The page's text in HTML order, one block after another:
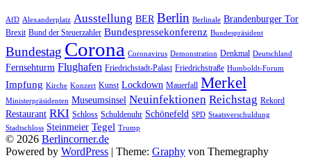
AfD Alexanderplatz Ausstellung BER Berlin Berlinale Brandenburger Tor
Brexit Bund der Steuerzahler Bundespressekonferenz Bundespräsident
Bundestag Corona Coronavirus Demonstration Denkmal Deutschland
Fernsehturm Flughafen Friedrichstadt-Palast Friedrichstraße Humboldt-Forum
Impfung Kirche Konzert Kunst Lockdown Mauerfall Merkel
Ministerpräsidenten Museumsinsel Neuinfektionen Reichstag Rekord
Restaurant RKI Schloss Schuldenuhr Schönefeld SPD Staatsverschuldung
Stadtschloss Steinmeier Tegel Trump
© 2026 Berlincorner.de
Powered by WordPress | Theme: Graphy von Themegraphy